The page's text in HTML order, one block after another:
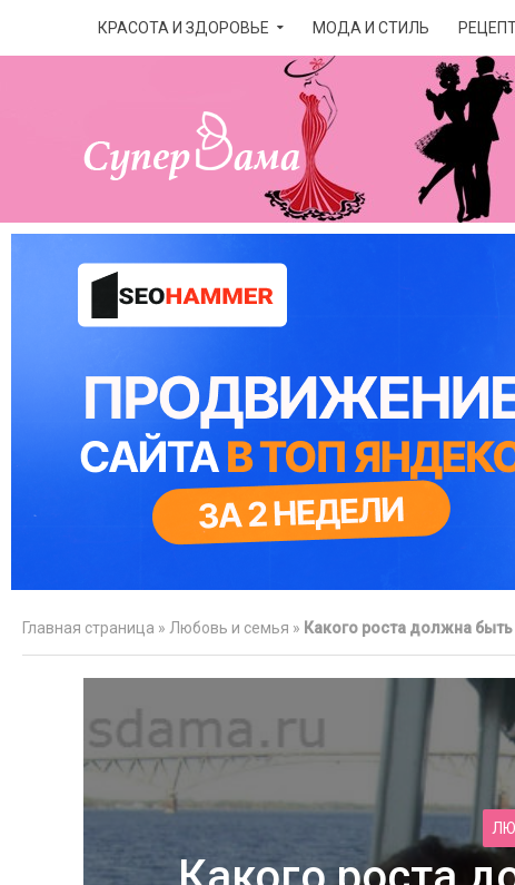
КРАСОТА И ЗДОРОВЬЕ МОДА И СТИЛЬ
Главная страница » Любовь и семья » Какого роста должна
Как